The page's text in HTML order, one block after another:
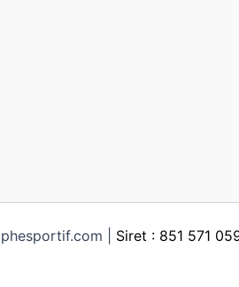
| Siret : 851 571